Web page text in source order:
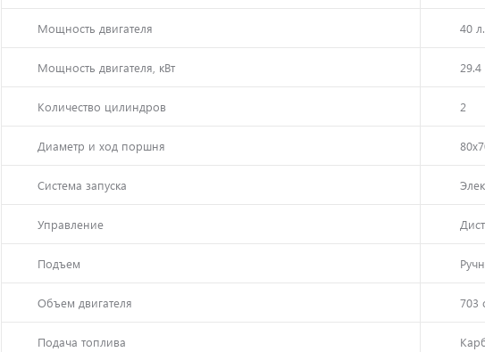
Мощность двигателя 40
Мощность двигателя, кВт 29.4
Количество цилиндров 2
Диаметр и ход поршня
Система запуска
Управление
Подъем
Объем двигателя 703
Подача топлива